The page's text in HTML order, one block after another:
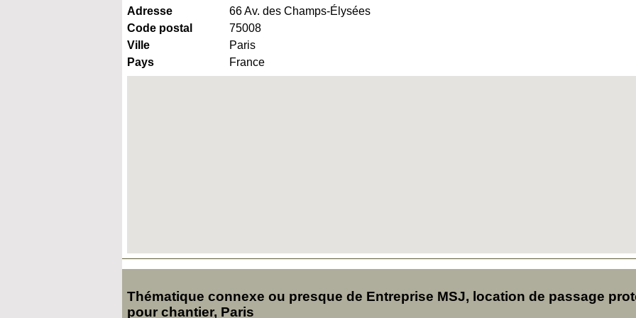
Adresse
66 Av. des Champs-Élysées
Code postal
75008
Ville
Paris
Pays
France
Thématique connexe ou presque de Entreprise MSJ, location de passage
pour chantier, Paris